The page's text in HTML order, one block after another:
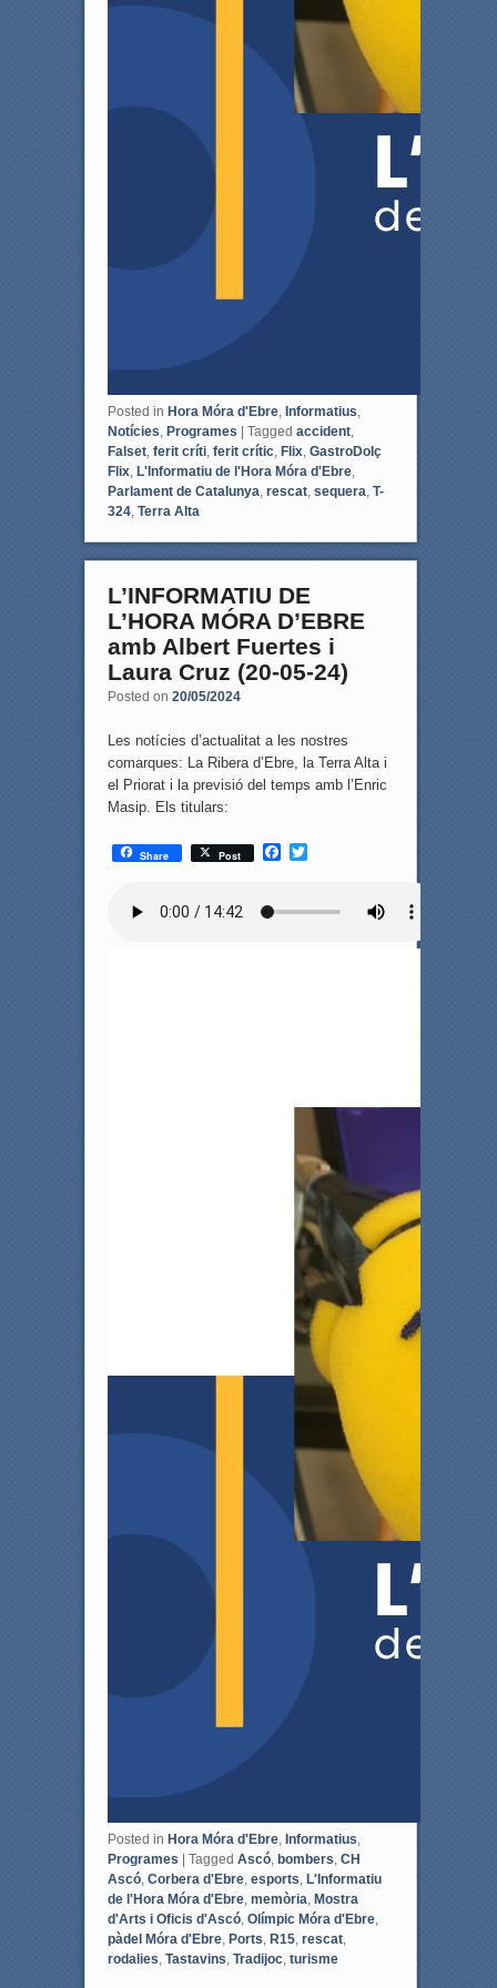
Posted in Hora Móra d'Ebre, Informatius
Notícies Programes | Tagged accident,
Falset, ferit críti, ferit crític, Flix, GastroDolç
Flix, L'Informatiu de l'Hora Móra d'Ebre,
Parlament de Catalunya rescat, sequera T-
324, Terra Alta
L’INFORMATIU DE
L’HORA MÓRA D’EBRE
amb Albert Fuertes i
Laura Cruz (20-05-24)
Posted on 20/05/2024
Les notícies d’actualitat a les nostres
comarques: La Ribera d’Ebre, la Terra Alta i
el Priorat i la previsió del temps amb l’Enric
Masip. Els titulars:
Share Post
F
T
Posted in Hora Móra d'Ebre, Informatius,
Programes
Tagged Ascó, bombers, CH
Ascó, Corbera d'Ebre, esports, L'Informatiu
de l'Hora Móra d'Ebre, memòria, Mostra
d'Arts i Oficis d'Ascó, Olímpic Móra d'Ebre,
pàdel Móra d'Ebre, Ports, R15, rescat,
rodalies, Tastavins, Tradijoc, turisme